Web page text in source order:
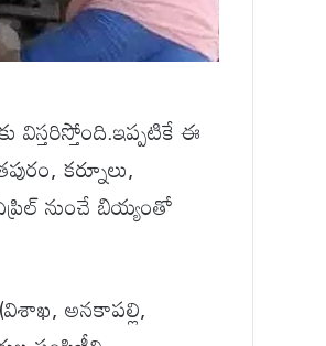
ఈ
కర్నూలు,
నుంచే బియ్యంతో
అనకాపల్లి,